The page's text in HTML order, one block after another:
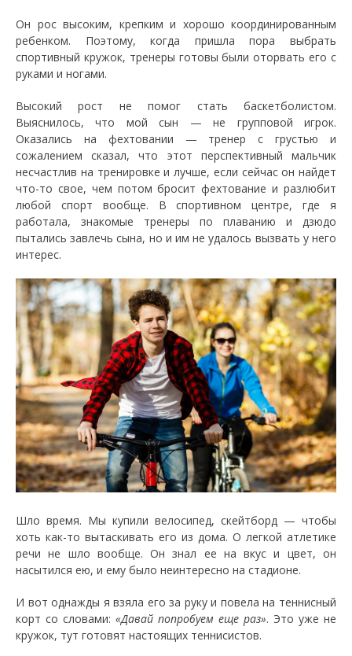
Он рос высоким, крепким и хорошо координированным
ребенком. Поэтому, когда пришла пора выбрать
спортивный кружок, тренеры готовы были оторвать его с
руками и ногами.
Высокий рост не помог стать баскетболистом.
Выяснилось, что мой сын — не групповой игрок.
Оказались на фехтовании — тренер с грустью и
сожалением сказал, что этот перспективный мальчик
несчастлив на тренировке и лучше, если сейчас он найдет
что-то свое, чем потом бросит фехтование и разлюбит
любой спорт вообще. В спортивном центре, где я
работала, знакомые тренеры по плаванию и дзюдо
пытались завлечь сына, но и им не удалось вызвать у него
интерес.
Шло время. Мы купили велосипед, скейтборд — чтобы
хоть как-то вытаскивать его из дома. О легкой атлетике
речи не шло вообще. Он знал ее на вкус и цвет, он
насытился ею, и ему было неинтересно на стадионе.
И вот однажды я взяла его за руку и повела на теннисный
корт со словами: «Давай попробуем еще раз». Это уже не
кружок, тут готовят настоящих теннисистов.